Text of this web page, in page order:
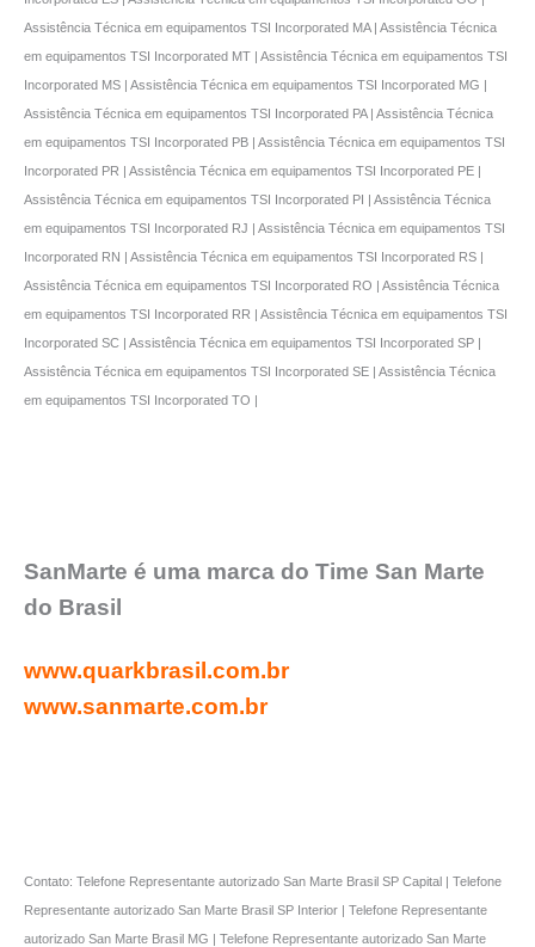
Assistência Técnica em equipamentos TSI Incorporated MA | Assistência Técnica
em equipamentos TSI Incorporated MT | Assistência Técnica em equipamentos TSI
Incorporated MS | Assistência Técnica em equipamentos TSI Incorporated MG |
Assistência Técnica em equipamentos TSI Incorporated PA | Assistência Técnica
em equipamentos TSI Incorporated PB | Assistência Técnica em equipamentos TSI
Incorporated PR | Assistência Técnica em equipamentos TSI Incorporated PE |
Assistência Técnica em equipamentos TSI Incorporated PI | Assistência Técnica
em equipamentos TSI Incorporated RJ | Assistência Técnica em equipamentos TSI
Incorporated RN | Assistência Técnica em equipamentos TSI Incorporated RS |
Assistência Técnica em equipamentos TSI Incorporated RO | Assistência Técnica
em equipamentos TSI Incorporated RR | Assistência Técnica em equipamentos TSI
Incorporated SC | Assistência Técnica em equipamentos TSI Incorporated SP |
Assistência Técnica em equipamentos TSI Incorporated SE | Assistência Técnica
em equipamentos TSI Incorporated TO |
SanMarte é uma marca do Time San Marte
do Brasil
www.quarkbrasil.com.br
www.sanmarte.com.br
Contato: Telefone Representante autorizado San Marte Brasil SP Capital | Telefone
Representante autorizado San Marte Brasil SP Interior | Telefone Representante
autorizado San Marte Brasil MG | Telefone Representante autorizado San Marte